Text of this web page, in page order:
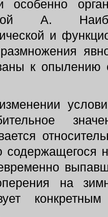
особенно
А.
и
к опылению
содержащегося
на